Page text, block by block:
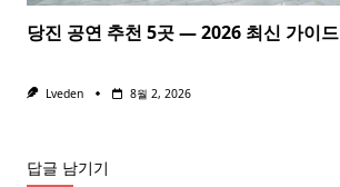
당진 공연 추천 5곳 — 2026 최신 가이드
Lveden 8월 2, 2026
답글 남기기